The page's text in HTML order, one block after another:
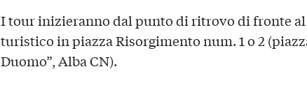
I tour inizieranno dal punto di ritrovo di fronte
turistico in piazza Risorgimento num. 1 o 2
Duomo”, Alba CN).